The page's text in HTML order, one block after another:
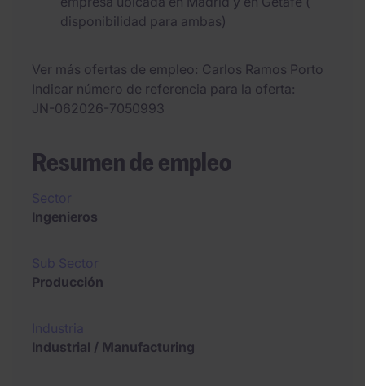
disponibilidad para ambas)
Ver más ofertas de empleo Carlos Ramos Porto
Indicar número de referencia para la oferta
JN-062026-7050993
Resumen de empleo
Ingenieros
Producción
Industrial / Manufacturing